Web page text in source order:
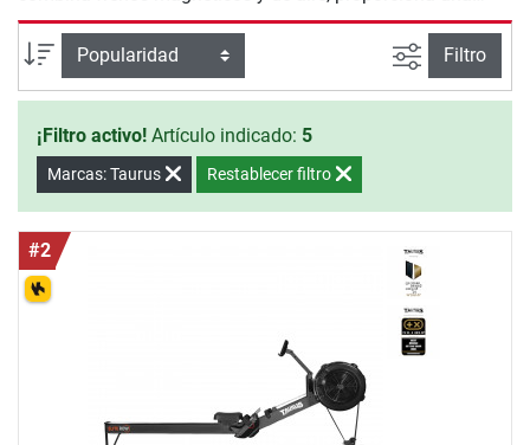
sensación de remo muy realista. El movimiento de la
máquina es cómodo y equilibrado incluso durante resiones
de entrenamiento especialmente duras.
Ordenar por Busqueda
Filtro
¡Filtro activo! Artículo indicado: 5
Marcas: Taurus Restablecer filtro
#2